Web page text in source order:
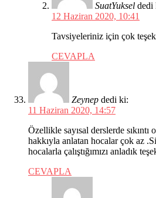
SuatYuksel dedi
12 Haziran 2020, 10:41
Tavsiyeleriniz için çok
CEVAPLA
Zeynep dedi ki:
11 Haziran 2020, 14:57
Özellikle sayısal derslerde
hakkıyla anlatan hocalar çok az
hocalarla çalıştığımızı anladık
CEVAPLA